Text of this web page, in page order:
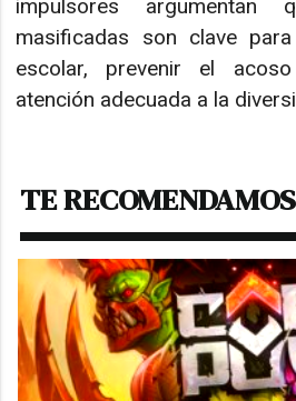
impulsores argumentan
masificadas son clave
escolar, prevenir el
atención adecuada a la
TE RECOMENDAMOS